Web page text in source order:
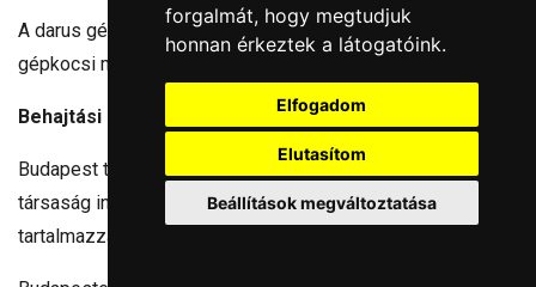
forgalmát, hogy megtudjuk
honnan érkeztek a látogatóink.
Elfogadom
Elutasítom
Beállítások megváltoztatása
A darus gépkocsival megrendelt árut közterületen, a
gépkocsi mellé pakoljuk le.
Behajtási engedély
Budapest területére a behajtási engedélyt a fuvarozó
társaság intézi, ezt a megadott szállítási költség
tartalmazza is.